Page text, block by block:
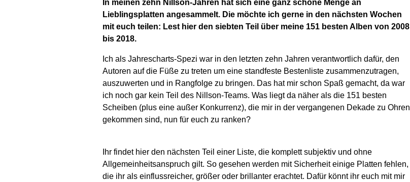
In meinen zehn Nillson-Jahren hat sich eine ganz schöne Menge an
Lieblingsplatten angesammelt. Die möchte ich gerne in den nächsten Wochen
mit euch teilen: Lest hier den siebten Teil über meine 151 besten Alben von 2008
bis 2018.
Ich als Jahrescharts-Spezi war in den letzten zehn Jahren verantwortlich dafür, den
Autoren auf die Füße zu treten um eine standfeste Bestenliste zusammenzutragen,
auszuwerten und in Rangfolge zu bringen. Das hat mir schon Spaß gemacht, da war
ich noch gar kein Teil des Nillson-Teams. Was liegt da näher als die 151 besten
Scheiben (plus eine außer Konkurrenz), die mir in der vergangenen Dekade zu Ohren
gekommen sind, nun für euch zu ranken?
Ihr findet hier den nächsten Teil einer Liste, die komplett subjektiv und ohne
Allgemeinheitsanspruch gilt. So gesehen werden mit Sicherheit einige Platten fehlen,
die ihr als einflussreicher, größer oder brillanter erachtet. Dafür könnt ihr euch mit mir